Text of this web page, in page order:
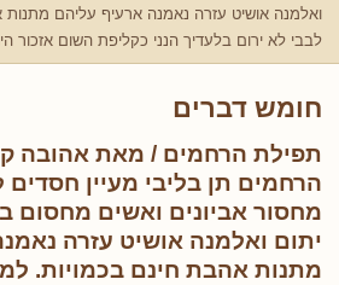
ואלמנה אושיט עזרה נאמנה ארעיף עליהם מתנות
לבבי לא ירום בלעדיך הנני כקליפת השום אזכור
חומש דברים
הרחמים תן בליבי מעיין
מחסור אביונים ואשים מחסום
יתום ואלמנה אושיט עזרה
מתנות אהבת חינם בכמויות.